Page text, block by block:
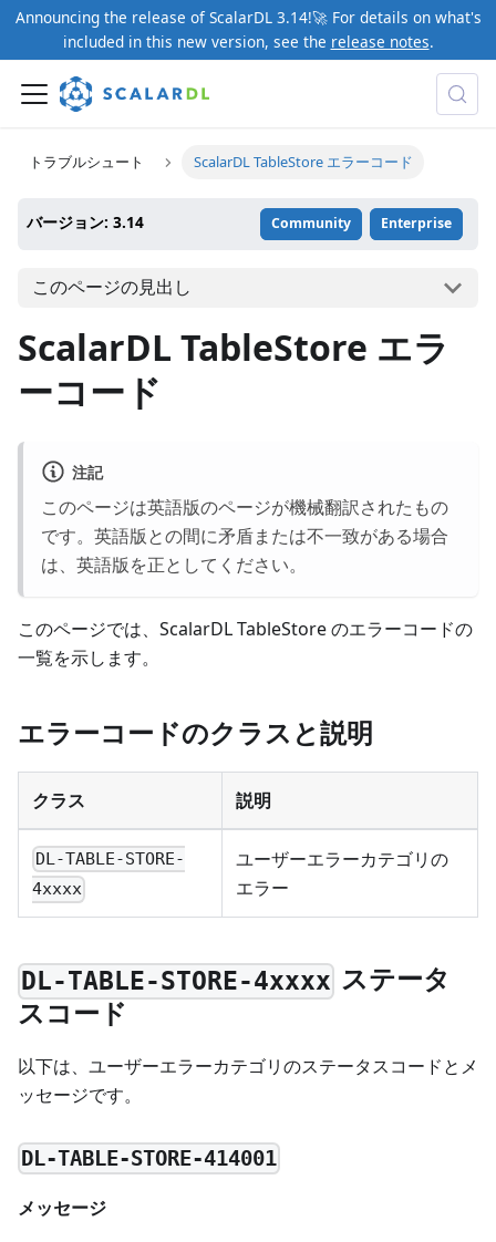
Announcing the release of ScalarDL 3.14!🚀 For details on what's
included in this new version, see the release notes.
トラブルシュート ScalarDL TableStore エラーコード
バージョン: 3.14 Community Enterprise
このページの見出し
ScalarDL TableStore エラ
ーコード
注記
このページは英語版のページが機械翻訳されたもの
です。英語版との間に矛盾または不一致がある場合
は、英語版を正としてください。
このページでは、ScalarDL TableStore のエラーコードの
一覧を示します。
エラーコードのクラスと説明
クラス 説明
DL-TABLE-STORE-
4xxxx
ユーザーエラーカテゴリの
エラー
DL-TABLE-STORE-4xxxx ステータ
スコード
以下は、ユーザーエラーカテゴリのステータスコードとメ
ッセージです。
DL-TABLE-STORE-414001
メッセージ